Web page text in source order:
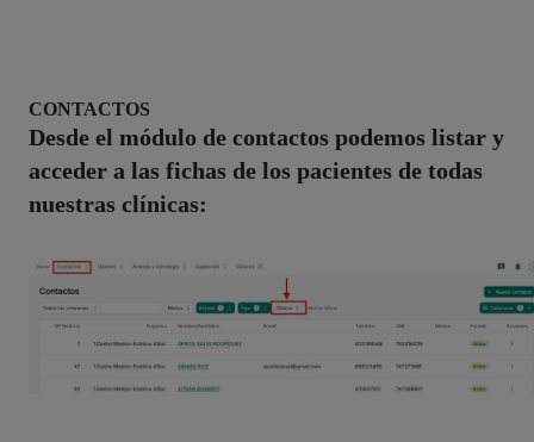
CONTACTOS
Desde el módulo de contactos podemos listar y
acceder a las fichas de los pacientes de todas
nuestras clínicas: